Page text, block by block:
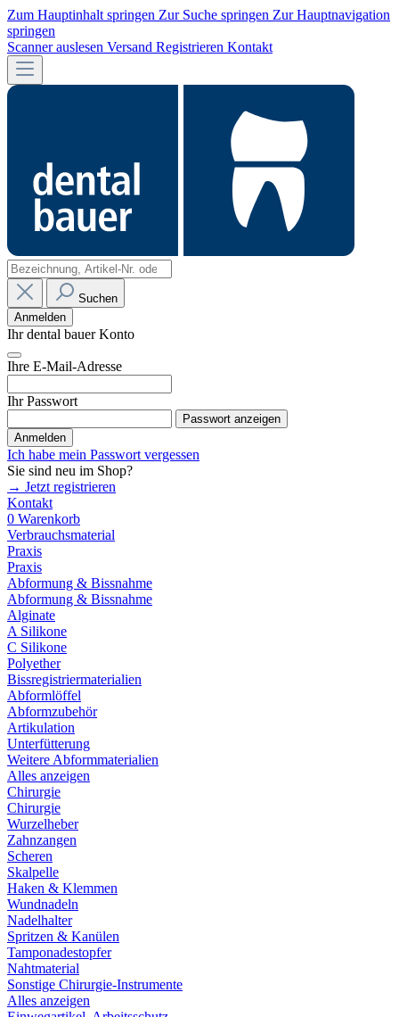
Zum Hauptinhalt springen Zur Suche springen Zur Hauptnavigation
springen
Scanner auslesen Versand Registrieren Kontakt
Suchen
Anmelden
Ihr dental bauer Konto
Ihre E-Mail-Adresse
Ihr Passwort
Passwort anzeigen
Anmelden
Ich habe mein Passwort vergessen
Sie sind neu im Shop?
→ Jetzt registrieren
Kontakt
0 Warenkorb
Verbrauchsmaterial
Praxis
Praxis
Abformung & Bissnahme
Abformung & Bissnahme
Alginate
A Silikone
C Silikone
Polyether
Bissregistriermaterialien
Abformlöffel
Abformzubehör
Artikulation
Unterfütterung
Weitere Abformmaterialien
Alles anzeigen
Chirurgie
Chirurgie
Wurzelheber
Zahnzangen
Scheren
Skalpelle
Haken & Klemmen
Wundnadeln
Nadelhalter
Spritzen & Kanülen
Tamponadestopfer
Nahtmaterial
Sonstige Chirurgie-Instrumente
Alles anzeigen